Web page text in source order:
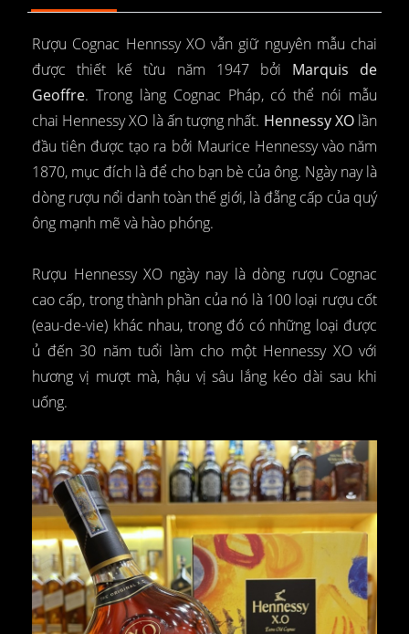
Rượu Cognac Hennssy XO vẫn giữ nguyên mẫu chai
được thiết kế từu năm 1947 bởi Marquis de
Geoffre. Trong làng Cognac Pháp, có thể nói mẫu
chai Hennessy XO là ấn tượng nhất. Hennessy XOlần
đầu tiên được tạo ra bởi Maurice Hennessy vào năm
1870, mục đích là để cho bạn bè của ông. Ngày nay là
dòng rượu nổi danh toàn thế giới, là đẵng cấp của quý
ông mạnh mẽ và hào phóng.
Rượu Hennessy XO ngày nay là dòng rượu Cognac
cao cấp, trong thành phần của nó là 100 loại rượu cốt
(eau-de-vie) khác nhau, trong đó có những loại được
ủ đến 30 năm tuổi làm cho một Hennessy XO với
hương vị mượt mà, hậu vị sâu lắng kéo dài sau khi
uống.